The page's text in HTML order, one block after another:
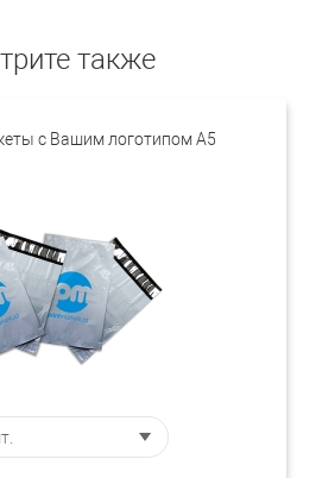
также
с Вашим логотипом А5